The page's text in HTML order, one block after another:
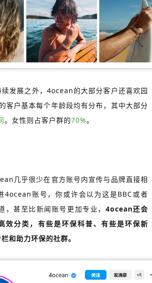
发展之外，4ocean的大部分客户还喜欢园
客户基本每个年龄段均有分布，其中大部分
。女性则占客户群的70%。
几乎很少在官方账号内宣传与品牌直接相
4ocean账号，你或许会以为这是BBC或者
，甚至比新闻账号更加专业， 4ocean还会
效分类，有些是环保科普、有些是环保新
和助力环保的社群。